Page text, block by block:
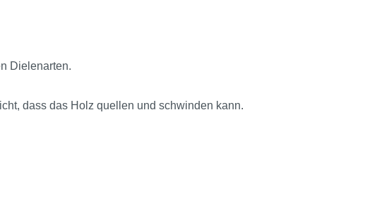
Dielenarten.
dass das Holz quellen und schwinden kann.